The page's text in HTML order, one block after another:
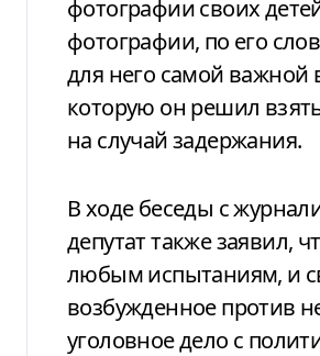
фотографии своих
фотографии, по его
для него самой
которую он решил
на случай задержания.
В ходе беседы с
депутат также заявил,
любым испытаниям, и
возбужденное против
уголовное дело с